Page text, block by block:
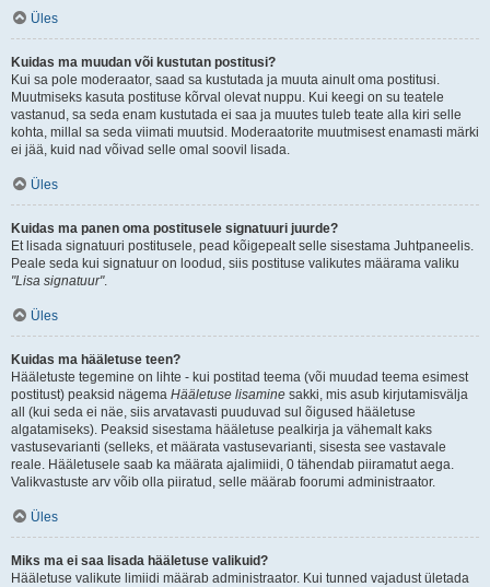
Üles
Kuidas ma muudan või kustutan postitusi?
Kui sa pole moderaator, saad sa kustutada ja muuta ainult oma postitusi.
Muutmiseks kasuta postituse kõrval olevat nuppu. Kui keegi on su teatele
vastanud, sa seda enam kustutada ei saa ja muutes tuleb teate alla kiri selle
kohta, millal sa seda viimati muutsid. Moderaatorite muutmisest enamasti märki
ei jää, kuid nad võivad selle omal soovil lisada.
Üles
Kuidas ma panen oma postitusele signatuuri juurde?
Et lisada signatuuri postitusele, pead kõigepealt selle sisestama Juhtpaneelis.
Peale seda kui signatuur on loodud, siis postituse valikutes määrama valiku
"Lisa signatuur".
Üles
Kuidas ma hääletuse teen?
Hääletuste tegemine on lihte - kui postitad teema (või muudad teema esimest
postitust) peaksid nägema Hääletuse lisamine sakki, mis asub kirjutamisvälja
all (kui seda ei näe, siis arvatavasti puuduvad sul õigused hääletuse
algatamiseks). Peaksid sisestama hääletuse pealkirja ja vähemalt kaks
vastusevarianti (selleks, et määrata vastusevarianti, sisesta see vastavale
reale. Hääletusele saab ka määrata ajalimiidi, 0 tähendab piiramatut aega.
Valikvastuste arv võib olla piiratud, selle määrab foorumi administraator.
Üles
Miks ma ei saa lisada hääletuse valikuid?
Hääletuse valikute limiidi määrab administraator. Kui tunned vajadust ületada